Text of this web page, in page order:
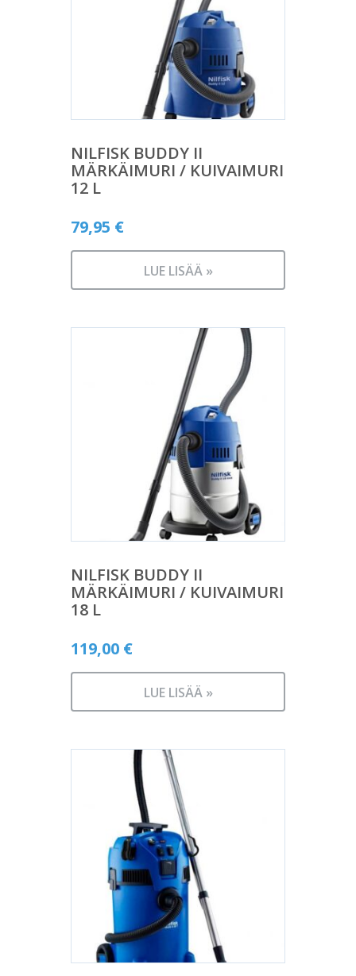
NILFISK BUDDY II
MÄRKÄIMURI / KUIVAIMURI
12 L
79,95 €
LUE LISÄÄ »
NILFISK BUDDY II
MÄRKÄIMURI / KUIVAIMURI
18 L
119,00 €
LUE LISÄÄ »